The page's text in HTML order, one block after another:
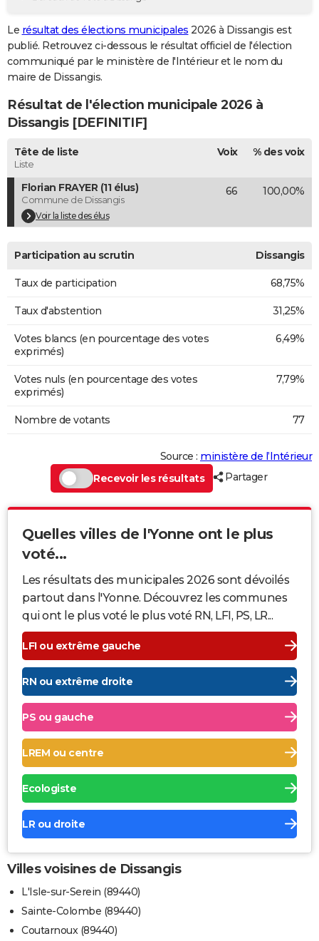
GUIDES D'ACHAT
BONS PLANS
CARTE DE VOEUX
Carte de Noël
Carte Bonne année
Carte Saint-Valentin
Carte Pâques
Carte d'anniversaire
DICTIONNAIRE
Dictionnaire
Biographies
Citations
Expressions
Proverbes
PROGRAMME TV
COPAINS D'AVANT
S'inscrire
Se connecter
Lycées
Collèges
Primaires
Universités
Entreprises
Service militaire
Avis de recherche
AVIS DE DÉCÈS
FORUM
Le résultat des élections municipales 2026 à Dissangis est
publié. Retrouvez ci-dessous le résultat officiel de l'élection
communiqué par le ministère de l'Intérieur et le nom du
maire de Dissangis.
Résultat de l'élection municipale 2026 à
Dissangis [DEFINITIF]
Tête de liste
Liste
Voix % des voix
Florian FRAYER (11 élus)
Commune de Dissangis
Voir la liste des élus
66 100,00%
Participation au scrutin Dissangis
Taux de participation 68,75%
Taux d'abstention 31,25%
Votes blancs (en pourcentage des votes
exprimés)
6,49%
Votes nuls (en pourcentage des votes
exprimés)
7,79%
Nombre de votants 77
Source : ministère de l’Intérieur
Recevoir les résultats
Partager
Quelles villes de l'Yonne ont le plus
voté...
Les résultats des municipales 2026 sont dévoilés
partout dans l'Yonne. Découvrez les communes
qui ont le plus voté le plus voté RN, LFI, PS, LR...
LFI ou extrême gauche
RN ou extrême droite
PS ou gauche
LREM ou centre
Ecologiste
LR ou droite
Villes voisines de Dissangis
L'Isle-sur-Serein (89440)
Sainte-Colombe (89440)
Coutarnoux (89440)